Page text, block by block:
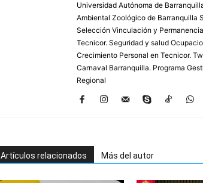
Universidad Autónoma de
Ambiental Zoológico de Barranquilla
Selección Vinculación y
Tecnicor. Seguridad y salud
Crecimiento Personal en Tecnicor.
Carnaval Barranquilla. Programa
Regional
Artículos relacionados Más del autor